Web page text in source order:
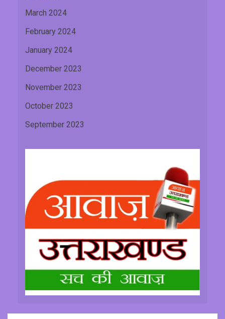
March 2024
February 2024
January 2024
December 2023
November 2023
October 2023
September 2023